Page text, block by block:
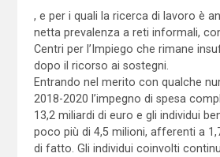
, e per i quali la ricerca di lavoro è
netta prevalenza a reti informali,
Centri per l’Impiego che rimane
dopo il ricorso ai sostegni.
Entrando nel merito con qualche
2018-2020 l’impegno di spesa
13,2 miliardi di euro e gli individui
poco più di 4,5 milioni, afferenti a
di fatto. Gli individui coinvolti